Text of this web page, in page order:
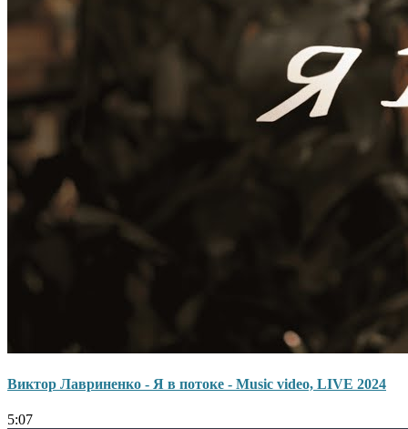
Виктор Лавриненко - Я в потоке - Music video, LIVE 2024
5:07